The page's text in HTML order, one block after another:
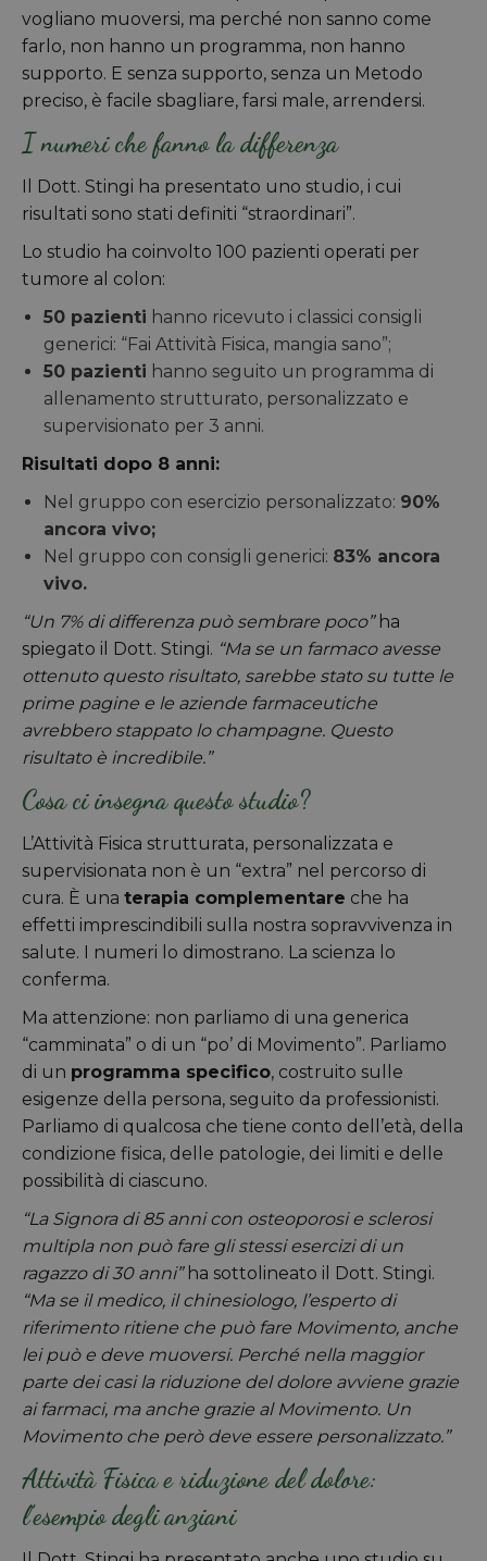
vogliano muoversi, ma perché non sanno come
farlo, non hanno un programma, non hanno
supporto. E senza supporto, senza un Metodo
preciso, è facile sbagliare, farsi male, arrendersi.
I numeri che fanno la differenza
Il Dott. Stingi ha presentato uno studio, i cui
risultati sono stati definiti “straordinari”.
Lo studio ha coinvolto 100 pazienti operati per
tumore al colon:
50 pazienti hanno ricevuto i classici consigli
generici: “Fai Attività Fisica, mangia sano”;
50 pazienti hanno seguito un programma di
allenamento strutturato, personalizzato e
supervisionato per 3 anni.
Risultati dopo 8 anni:
Nel gruppo con esercizio personalizzato: 90%
ancora vivo;
Nel gruppo con consigli generici: 83% ancora
vivo.
“Un 7% di differenza può sembrare poco”ha
spiegato il Dott. Stingi. “Ma se un farmaco avesse
ottenuto questo risultato, sarebbe stato su tutte le
prime pagine e le aziende farmaceutiche
avrebbero stappato lo champagne. Questo
risultato è incredibile.”
Cosa ci insegna questo studio?
L’Attività Fisica strutturata, personalizzata e
supervisionata non è un “extra” nel percorso di
cura. È una terapia complementare che ha
effetti imprescindibili sulla nostra sopravvivenza in
salute. I numeri lo dimostrano. La scienza lo
conferma.
Ma attenzione: non parliamo di una generica
“camminata” o di un “po’ di Movimento”. Parliamo
di un programma specifico, costruito sulle
esigenze della persona, seguito da professionisti.
Parliamo di qualcosa che tiene conto dell’età, della
condizione fisica, delle patologie, dei limiti e delle
possibilità di ciascuno.
“La Signora di 85 anni con osteoporosi e sclerosi
multipla non può fare gli stessi esercizi di un
ragazzo di 30 anni”ha sottolineato il Dott. Stingi.
“Ma se il medico, il chinesiologo, l’esperto di
riferimento ritiene che può fare Movimento, anche
lei può e deve muoversi. Perché nella maggior
parte dei casi la riduzione del dolore avviene grazie
ai farmaci, ma anche grazie al Movimento. Un
Movimento che però deve essere personalizzato.”
Attività Fisica e riduzione del dolore:
l’esempio degli anziani